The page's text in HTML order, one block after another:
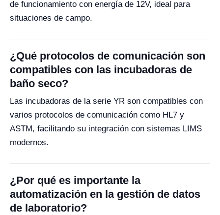
de funcionamiento con energía de 12V, ideal para
situaciones de campo.
¿Qué protocolos de comunicación son
compatibles con las incubadoras de
baño seco?
Las incubadoras de la serie YR son compatibles con
varios protocolos de comunicación como HL7 y
ASTM, facilitando su integración con sistemas LIMS
modernos.
¿Por qué es importante la
automatización en la gestión de datos
de laboratorio?